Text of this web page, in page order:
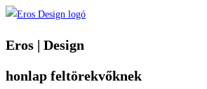
Eros | Design
honlap feltörekvőknek